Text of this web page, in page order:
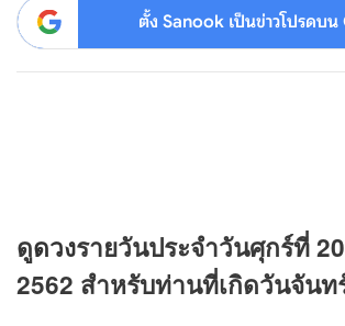
ตั้ง Sanook เป็นข่าวโปรดบ
ดูดวงรายวันประจำวันศุกร์ที่
2562 สำหรับท่านที่เกิดวันจันท